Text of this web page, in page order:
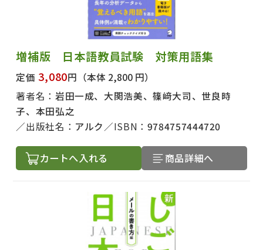
増補版 日本語教員試験 対策用語集
定価 3,080円 （本体 2,800 円）
著者名： 岩田一成、大関浩美、篠﨑大司、世良時
子、本田弘之
出版社名： アルク ISBN： 9784757444720
カートへ入れる 商品詳細へ